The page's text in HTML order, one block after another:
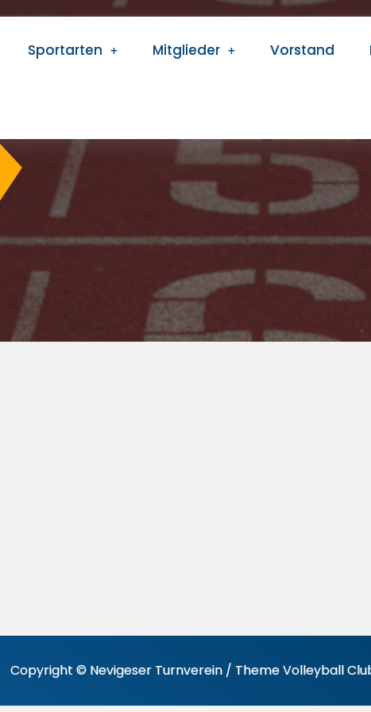
Sportarten Mitglieder Vorstand
Copyright © Nevigeser Turnverein / Theme Volleyball